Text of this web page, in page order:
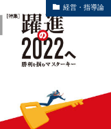
経営・指導論
事業戦略